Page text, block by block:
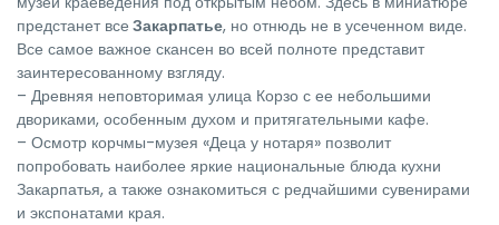
предстанет все Закарпатье, но отнюдь не в усеченном виде.
Все самое важное скансен во всей полноте представит
заинтересованному взгляду.
– Древняя неповторимая улица Корзо с ее небольшими
двориками, особенным духом и притягательными кафе.
– Осмотр корчмы-музея «Деца у нотаря» позволит
попробовать наиболее яркие национальные блюда кухни
Закарпатья, а также ознакомиться с редчайшими сувенирами
и экспонатами края.